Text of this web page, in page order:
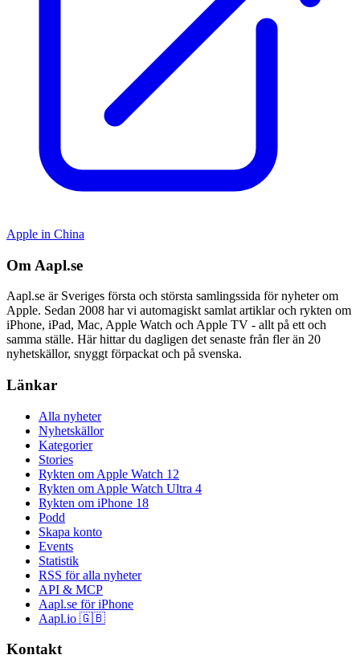
Apple in China
Om Aapl.se
Aapl.se är Sveriges första och största samlingssida för nyheter om
Apple. Sedan 2008 har vi automagiskt samlat artiklar och rykten om
iPhone, iPad, Mac, Apple Watch och Apple TV - allt på ett och
samma ställe. Här hittar du dagligen det senaste från fler än 20
nyhetskällor, snyggt förpackat och på svenska.
Länkar
Alla nyheter
Nyhetskällor
Kategorier
Stories
Rykten om Apple Watch 12
Rykten om Apple Watch Ultra 4
Rykten om iPhone 18
Podd
Skapa konto
Events
Statistik
RSS för alla nyheter
API & MCP
Aapl.se för iPhone
Aapl.io 🇬🇧
Kontakt